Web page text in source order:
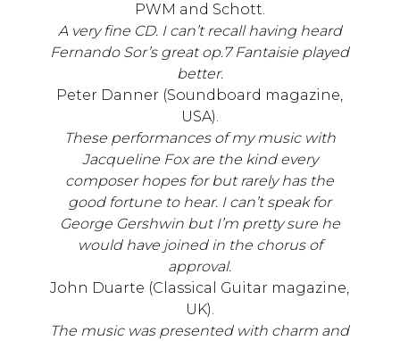
PWM and Schott.
A very fine CD. I can’t recall having heard
Fernando Sor’s great op.7 Fantaisie played
better.
Peter Danner (Soundboard magazine,
USA).
These performances of my music with
Jacqueline Fox are the kind every
composer hopes for but rarely has the
good fortune to hear. I can’t speak for
George Gershwin but I’m pretty sure he
would have joined in the chorus of
approval.
John Duarte (Classical Guitar magazine,
UK).
The music was presented with charm and